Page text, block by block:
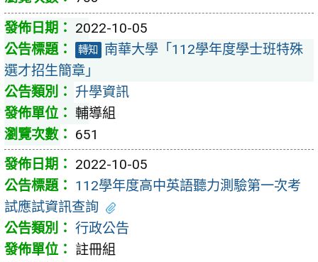
2022-10-05
轉知
南華大學「112學年度學士班特殊
選才招生簡章」
升學資訊
輔導組
651
2022-10-05
112學年度高中英語聽力測驗第一次考
試應試資訊查詢
行政公告
註冊組